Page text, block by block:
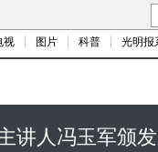
视 图片 科普 光明报
讲人冯玉军颁